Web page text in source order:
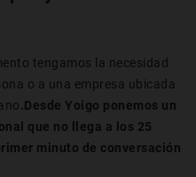
tengamos la necesidad
o a una empresa ubicada
.Desde Yoigo ponemos un
que no llega a los 25
minuto de conversación